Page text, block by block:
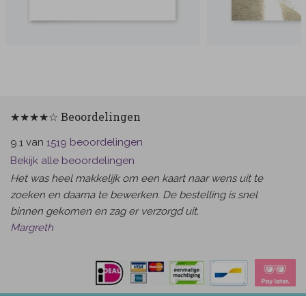
★★★★☆ Beoordelingen
9.1 van 1519 beoordelingen
Bekijk alle beoordelingen
Het was heel makkelijk om een kaart naar wens uit te
zoeken en daarna te bewerken. De bestelling is snel
binnen gekomen en zag er verzorgd uit.
Margreth